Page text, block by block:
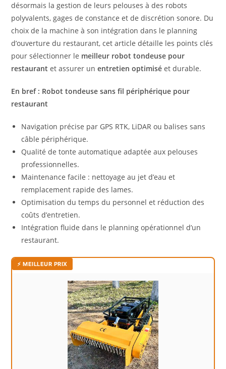
désormais la gestion de leurs pelouses à des robots
polyvalents, gages de constance et de discrétion sonore. Du
choix de la machine à son intégration dans le planning
d’ouverture du restaurant, cet article détaille les points clés
pour sélectionner le meilleur robot tondeuse pour
restaurant et assurer unentretien optimisé et durable.
En bref : Robot tondeuse sans fil périphérique pour
restaurant
Navigation précise par GPS RTK, LiDAR ou balises sans
câble périphérique.
Qualité de tonte automatique adaptée aux pelouses
professionnelles.
Maintenance facile : nettoyage au jet d’eau et
remplacement rapide des lames.
Optimisation du temps du personnel et réduction des
coûts d’entretien.
Intégration fluide dans le planning opérationnel d’un
restaurant.
⚡ MEILLEUR PRIX